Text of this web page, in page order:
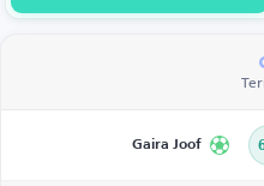
Gaira Joof